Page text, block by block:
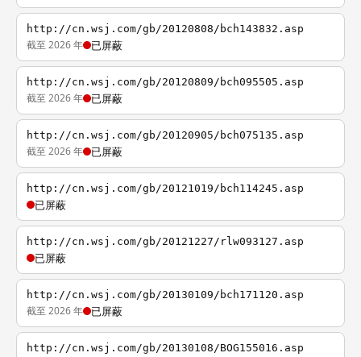
http://cn.wsj.com/gb/20120808/bch143832.asp
截至 2026 年 已屏蔽
http://cn.wsj.com/gb/20120809/bch095505.asp
截至 2026 年 已屏蔽
http://cn.wsj.com/gb/20120905/bch075135.asp
截至 2026 年 已屏蔽
http://cn.wsj.com/gb/20121019/bch114245.asp
已屏蔽
http://cn.wsj.com/gb/20121227/rlw093127.asp
已屏蔽
http://cn.wsj.com/gb/20130109/bch171120.asp
截至 2026 年 已屏蔽
http://cn.wsj.com/gb/20130108/BOG155016.asp